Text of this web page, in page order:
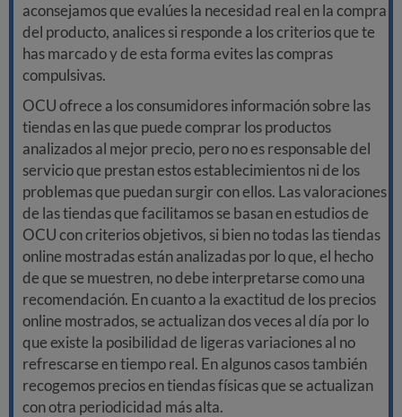
aconsejamos que evalúes la necesidad real en la compra
del producto, analices si responde a los criterios que te
has marcado y de esta forma evites las compras
compulsivas.
OCU ofrece a los consumidores información sobre las
tiendas en las que puede comprar los productos
analizados al mejor precio, pero no es responsable del
servicio que prestan estos establecimientos ni de los
problemas que puedan surgir con ellos. Las valoraciones
de las tiendas que facilitamos se basan en estudios de
OCU con criterios objetivos, si bien no todas las tiendas
online mostradas están analizadas por lo que, el hecho
de que se muestren, no debe interpretarse como una
recomendación. En cuanto a la exactitud de los precios
online mostrados, se actualizan dos veces al día por lo
que existe la posibilidad de ligeras variaciones al no
refrescarse en tiempo real. En algunos casos también
recogemos precios en tiendas físicas que se actualizan
con otra periodicidad más alta.